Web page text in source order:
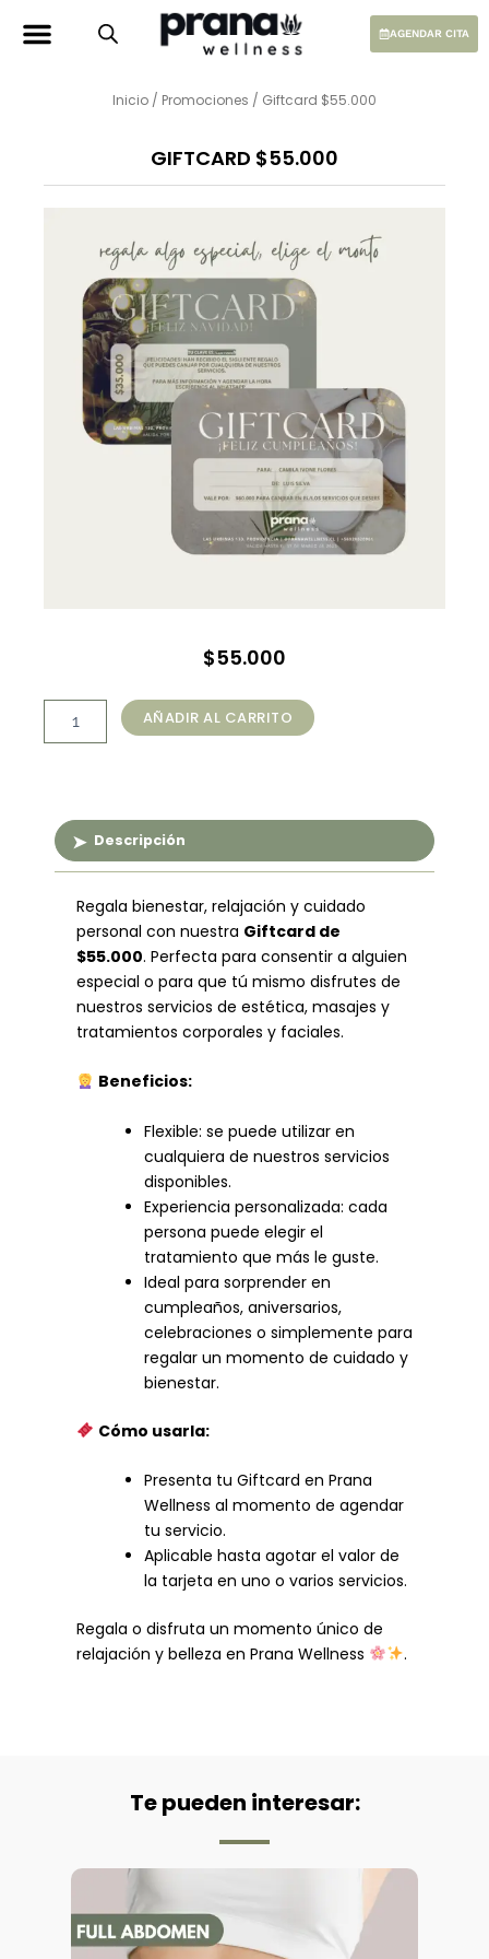
AGENDAR CITA
Inicio / Promociones / Giftcard $55.000
GIFTCARD $55.000
$55.000
$55.000
AÑADIR AL CARRITO
Descripción
Regala bienestar, relajación y cuidado
personal con nuestra Giftcard de
$55.000. Perfecta para consentir a alguien
especial o para que tú mismo disfrutes de
nuestros servicios de estética, masajes y
tratamientos corporales y faciales.
Beneficios:
Flexible: se puede utilizar en
cualquiera de nuestros servicios
disponibles.
Experiencia personalizada: cada
persona puede elegir el
tratamiento que más le guste.
Ideal para sorprender en
cumpleaños, aniversarios,
celebraciones o simplemente para
regalar un momento de cuidado y
bienestar.
Cómo usarla:
Presenta tu Giftcard en Prana
Wellness al momento de agendar
tu servicio.
Aplicable hasta agotar el valor de
la tarjeta en uno o varios servicios.
Regala o disfruta un momento único de
relajación y belleza en Prana Wellness
.
Te pueden interesar: